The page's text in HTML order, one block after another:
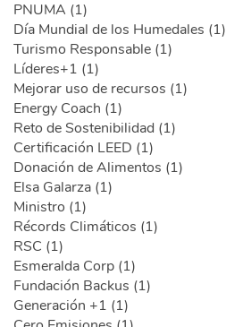
PNUMA (1)
Día Mundial de los Humedales (1)
Turismo Responsable (1)
Líderes+1 (1)
Mejorar uso de recursos (1)
Energy Coach (1)
Reto de Sostenibilidad (1)
Certificación LEED (1)
Donación de Alimentos (1)
Elsa Galarza (1)
Ministro (1)
Récords Climáticos (1)
RSC (1)
Esmeralda Corp (1)
Fundación Backus (1)
Generación +1 (1)